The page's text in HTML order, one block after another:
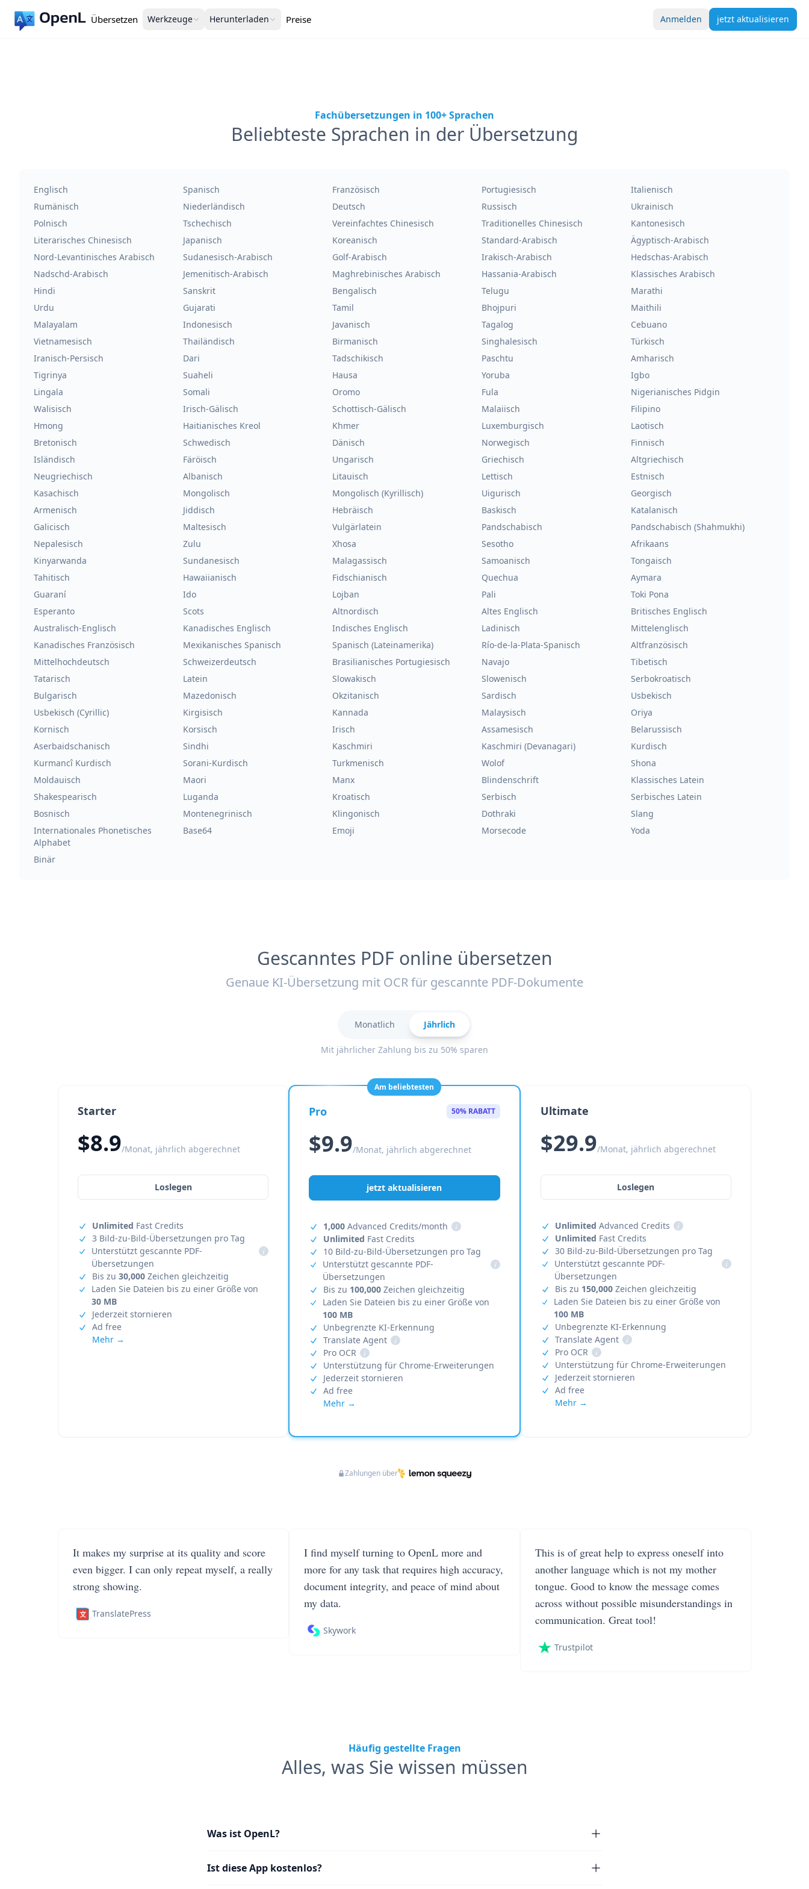
Übersetzen Werkzeuge Herunterladen Preise Anmelden jetzt aktualisieren
Fachübersetzungen in 100+ Sprachen
Beliebteste Sprachen in der Übersetzung
Englisch Spanisch Französisch Portugiesisch
Italienisch
Rumänisch
Niederländisch Deutsch Russisch
Ukrainisch
Polnisch
Tschechisch Vereinfachtes Chinesisch Traditionelles Chinesisch
Kantonesisch
Literarisches Chinesisch
Japanisch Koreanisch Standard-Arabisch
Ägyptisch-Arabisch
Nord-Levantinisches Arabisch
Sudanesisch-Arabisch Golf-Arabisch Irakisch-Arabisch
Hedschas-Arabisch
Nadschd-Arabisch
Jemenitisch-Arabisch Maghrebinisches Arabisch Hassania-Arabisch
Klassisches Arabisch
Hindi
Sanskrit Bengalisch Telugu
Marathi
Urdu
Gujarati Tamil Bhojpuri
Maithili
Malayalam
Indonesisch Javanisch Tagalog
Cebuano
Vietnamesisch
Thailändisch Birmanisch Singhalesisch
Türkisch
Iranisch-Persisch
Dari Tadschikisch Paschtu
Amharisch
Tigrinya
Suaheli Hausa Yoruba
Igbo
Lingala
Somali Oromo Fula
Nigerianisches Pidgin
Walisisch
Irisch-Gälisch Schottisch-Gälisch Malaiisch
Filipino
Hmong
Haitianisches Kreol Khmer Luxemburgisch
Laotisch
Bretonisch
Schwedisch Dänisch Norwegisch
Finnisch
Isländisch
Färöisch Ungarisch Griechisch
Altgriechisch
Neugriechisch
Albanisch Litauisch Lettisch
Estnisch
Kasachisch
Mongolisch Mongolisch (Kyrillisch) Uigurisch
Georgisch
Armenisch
Jiddisch Hebräisch Baskisch
Katalanisch
Galicisch
Maltesisch Vulgärlatein Pandschabisch
Pandschabisch (Shahmukhi)
Nepalesisch
Zulu Xhosa Sesotho
Afrikaans
Kinyarwanda
Sundanesisch Malagassisch Samoanisch
Tongaisch
Tahitisch
Hawaiianisch Fidschianisch Quechua
Aymara
Guaraní
Ido Lojban Pali
Toki Pona
Esperanto
Scots Altnordisch Altes Englisch
Britisches Englisch
Australisch-Englisch
Kanadisches Englisch Indisches Englisch Ladinisch
Mittelenglisch
Kanadisches Französisch
Mexikanisches Spanisch Spanisch (Lateinamerika) Río-de-la-Plata-Spanisch
Altfranzösisch
Mittelhochdeutsch
Schweizerdeutsch Brasilianisches Portugiesisch Navajo
Tibetisch
Tatarisch
Latein Slowakisch Slowenisch
Serbokroatisch
Bulgarisch
Mazedonisch Okzitanisch Sardisch
Usbekisch
Usbekisch (Cyrillic)
Kirgisisch Kannada Malaysisch
Oriya
Kornisch
Korsisch Irisch Assamesisch
Belarussisch
Aserbaidschanisch
Sindhi Kaschmiri Kaschmiri (Devanagari)
Kurdisch
Kurmancî Kurdisch
Sorani-Kurdisch Turkmenisch Wolof
Shona
Moldauisch
Maori Manx Blindenschrift
Klassisches Latein
Shakespearisch
Luganda Kroatisch Serbisch
Serbisches Latein
Bosnisch
Montenegrinisch Klingonisch Dothraki
Slang
Internationales Phonetisches
Alphabet
Base64 Emoji Morsecode Yoda
Binär
Gescanntes PDF online übersetzen
Genaue KI-Übersetzung mit OCR für gescannte PDF-Dokumente
Monatlich Jährlich
Mit jährlicher Zahlung bis zu 50% sparen
Starter
$8.9/Monat, jährlich abgerechnet
Loslegen
Unlimited Fast Credits
3 Bild-zu-Bild-Übersetzungen pro Tag
Unterstützt gescannte PDF-
Übersetzungen
i
Bis zu 30,000 Zeichen gleichzeitig
Laden Sie Dateien bis zu einer Größe von
30 MB
Jederzeit stornieren
Ad free
Mehr →
Am beliebtesten
Pro 50% RABATT
$9.9/Monat, jährlich abgerechnet
jetzt aktualisieren
1,000 Advanced Credits/month
i
Unlimited Fast Credits
10 Bild-zu-Bild-Übersetzungen pro Tag
Unterstützt gescannte PDF-
Übersetzungen
i
Bis zu 100,000 Zeichen gleichzeitig
Laden Sie Dateien bis zu einer Größe von
100 MB
Unbegrenzte KI-Erkennung
Translate Agent
i
Pro OCR
i
Unterstützung für Chrome-Erweiterungen
Jederzeit stornieren
Ad free
Mehr →
Ultimate
$29.9/Monat, jährlich abgerechnet
Loslegen
Unlimited Advanced Credits
i
Unlimited Fast Credits
30 Bild-zu-Bild-Übersetzungen pro Tag
Unterstützt gescannte PDF-
Übersetzungen
i
Bis zu 150,000Zeichen gleichzeitig
Laden Sie Dateien bis zu einer Größe von
100 MB
Unbegrenzte KI-Erkennung
Translate Agent
i
Pro OCR
i
Unterstützung für Chrome-Erweiterungen
Jederzeit stornieren
Ad free
Mehr →
Zahlungen über
It makes my surprise at its quality and score
even bigger. I can only repeat myself, a really
strong showing.
TranslatePress
I find myself turning to OpenL more and
more for any task that requires high accuracy,
document integrity, and peace of mind about
my data.
Skywork
This is of great help to express oneself into
another language which is not my mother
tongue. Good to know the message comes
across without possible misunderstandings in
communication. Great tool!
Trustpilot
Häufig gestellte Fragen
Alles, was Sie wissen müssen
Was ist OpenL?
Ist diese App kostenlos?